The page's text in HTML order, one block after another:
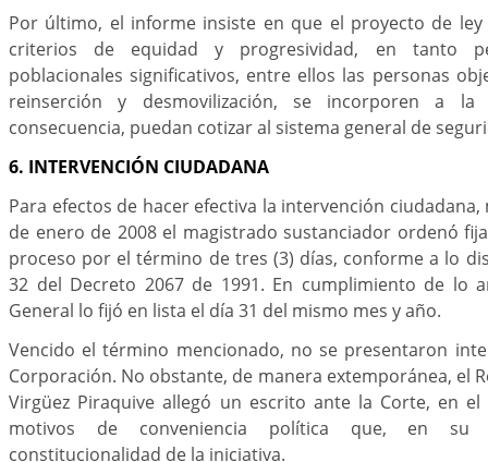
Por último, el informe insiste en que el proyecto de
criterios de equidad y progresividad, en tanto
poblacionales significativos, entre ellos las personas
reinserción y desmovilización, se incorporen a
consecuencia, puedan cotizar al sistema general de
6. INTERVENCIÓN CIUDADANA
Para efectos de hacer efectiva la intervención
de enero de 2008 el magistrado sustanciador ordenó
proceso por el término de tres (3) días, conforme a lo
32 del Decreto 2067 de 1991. En cumplimiento de lo
General lo fijó en lista el día 31 del mismo mes y año.
Vencido el término mencionado, no se presentaron
Corporación. No obstante, de manera extemporánea, el
Virgüez Piraquive allegó un escrito ante la Corte, en
motivos de conveniencia política que, en su
constitucionalidad de la iniciativa.